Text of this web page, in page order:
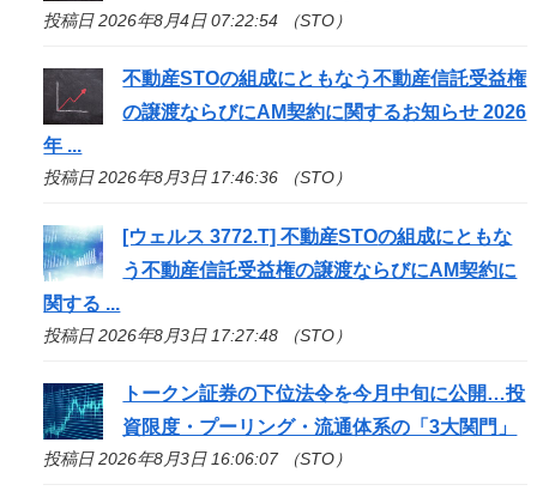
投稿日 2026年8月4日 07:22:54 （STO）
不動産STOの組成にともなう不動産信託受益権
の譲渡ならびにAM契約に関するお知らせ 2026
年 ...
投稿日 2026年8月3日 17:46:36 （STO）
[ウェルス 3772.T] 不動産STOの組成にともな
う不動産信託受益権の譲渡ならびにAM契約に
関する ...
投稿日 2026年8月3日 17:27:48 （STO）
トークン証券の下位法令を今月中旬に公開…投
資限度・プーリング・流通体系の「3大関門」
投稿日 2026年8月3日 16:06:07 （STO）